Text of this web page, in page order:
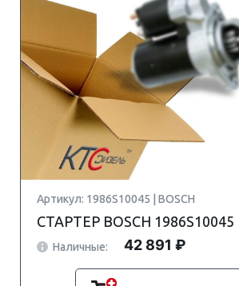
Артикул: 1986S10045 | BOSCH
СТАРТЕР BOSCH 1986S10045
Наличные: 42 891 ₽